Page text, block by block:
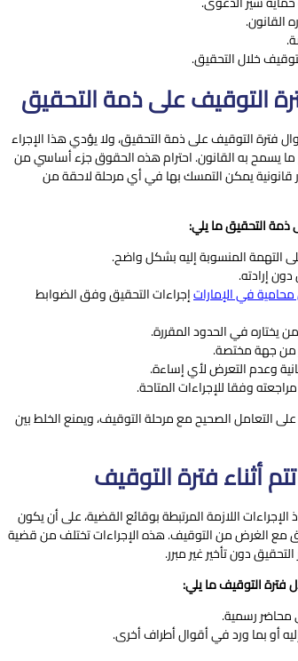
القانون.
خلال التحقيق.
التوقيف على ذمة التحقيق
فترة التوقيف على ذمة التحقيق، ولا يؤدي هذا الإجراء
يسمح به القانون. احترام هذه الحقوق جزء أساسي من
قانونية يمكن التمسك بها في أي مرحلة لاحقة من
التحقيق ما يلي:
التهمة المنسوبة إليه بشكل واضح.
إرادته.
في الإماراتإجراءات التحقيق وفق الضوابط
يختاره في الحدود المقررة.
من جهة مختصة.
وعدم التعرض لأي إساءة.
وفقا للإجراءات المتاحة.
التعامل الصحيح مع مرحلة التوقيف، ويمنع الخلط بين
أثناء فترة التوقيف
اللازمة المرتبطة بوقائع القضية، على أن يكون
مع الغرض من التوقيف. هذه الإجراءات تختلف من قضية
دون تأخير غير مبرر.
فترة التوقيف ما يلي:
محاضر رسمية.
أو بما ورد في أقوال أطراف أخرى.